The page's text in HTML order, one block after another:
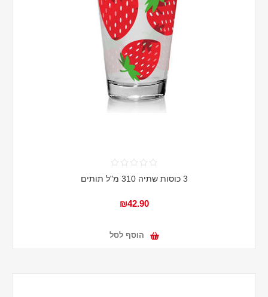
3 כוסות שתיה 310 מ"ל תותים
₪42.90
הוסף לסל